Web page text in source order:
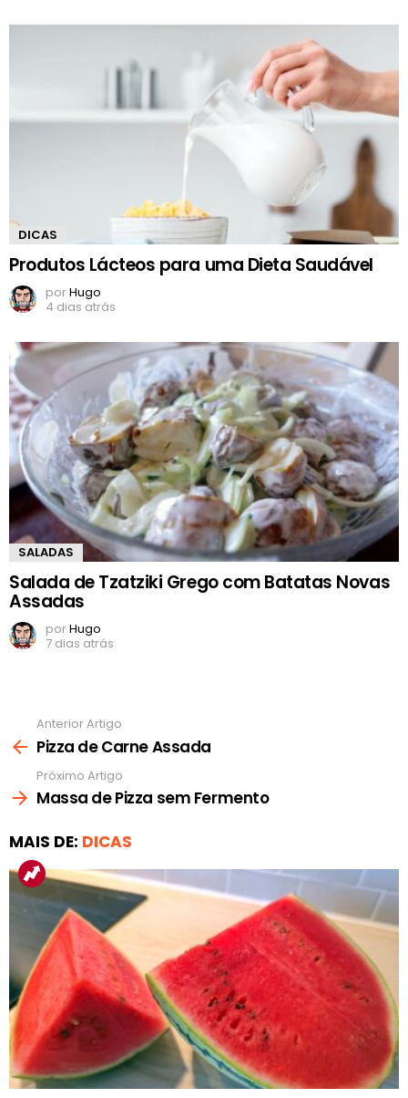
DICAS
Produtos Lácteos para uma Dieta Saudável
porHugo
4 dias atrás
SALADAS
Salada de Tzatziki Grego com Batatas Novas
Assadas
porHugo
7 dias atrás
mais
Anterior Artigo
Pizza de Carne Assada
Próximo Artigo
Massa de Pizza sem Fermento
MAIS DE: DICAS